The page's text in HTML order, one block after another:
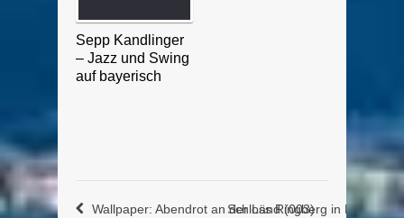
Sepp Kandlinger
– Jazz und Swing
auf bayerisch
Wallpaper: Abendrot an der Länd (003)
Schloss Ringberg in Kreuth